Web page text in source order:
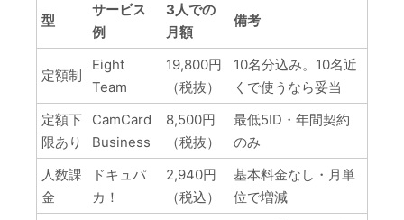
型
サービス
例
3人での
月額
備考
定額制
Eight
Team
19,800円
（税抜）
10名分込み。10名近
くで使うなら妥当
定額下
限あり
CamCard
Business
8,500円
（税抜）
最低5ID・年間契約
のみ
人数課
金
ドキュパ
カ！
2,940円
（税込）
基本料金なし・月単
位で増減